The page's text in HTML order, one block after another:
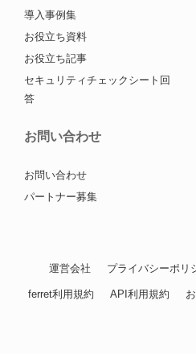
導入事例集
お役立ち資料
お役立ち記事
セキュリティチェックシート回
答
お問い合わせ
お問い合わせ
パートナー募集
運営会社 プライバシーポリ
ferret利用規約 API利用規約